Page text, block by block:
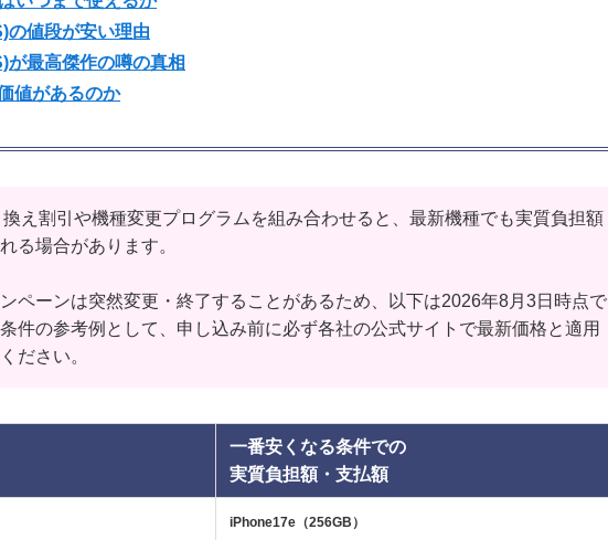
の値段が安い理由
最高傑作の噂の真相
値があるのか
え割引や機種変更プログラムを組み合わせると、最新機種でも実質負担額
る場合があります。
ペーンは突然変更・終了することがあるため、以下は2026年8月3日時点で
件の参考例として、申し込み前に必ず各社の公式サイトで最新価格と適用
ださい。
一番安くなる条件での
実質負担額・支払額
iPhone17e（256GB）